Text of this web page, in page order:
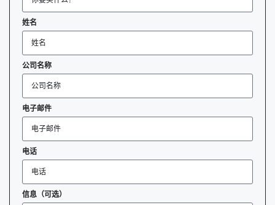
姓名
公司名称
电子邮件
电话
信息（可选）